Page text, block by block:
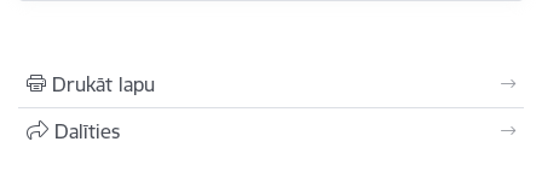
Drukāt lapu
Dalīties